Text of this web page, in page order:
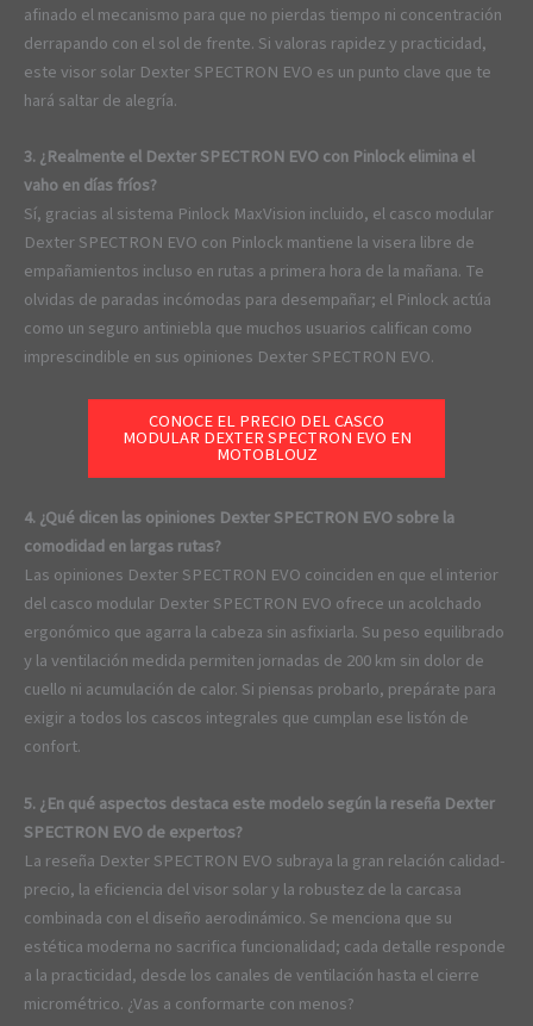
afinado el mecanismo para que no pierdas tiempo ni concentración
derrapando con el sol de frente. Si valoras rapidez y practicidad,
este visor solar Dexter SPECTRON EVO es un punto clave que te
hará saltar de alegría.
3. ¿Realmente el Dexter SPECTRON EVO con Pinlock elimina el
vaho en días fríos?
Sí, gracias al sistema Pinlock MaxVision incluido, el casco modular
Dexter SPECTRON EVO con Pinlock mantiene la visera libre de
empañamientos incluso en rutas a primera hora de la mañana. Te
olvidas de paradas incómodas para desempañar; el Pinlock actúa
como un seguro antiniebla que muchos usuarios califican como
imprescindible en sus opiniones Dexter SPECTRON EVO.
CONOCE EL PRECIO DEL CASCO
MODULAR DEXTER SPECTRON EVO EN
MOTOBLOUZ
4. ¿Qué dicen las opiniones Dexter SPECTRON EVO sobre la
comodidad en largas rutas?
Las opiniones Dexter SPECTRON EVO coinciden en que el interior
del casco modular Dexter SPECTRON EVO ofrece un acolchado
ergonómico que agarra la cabeza sin asfixiarla. Su peso equilibrado
y la ventilación medida permiten jornadas de 200 km sin dolor de
cuello ni acumulación de calor. Si piensas probarlo, prepárate para
exigir a todos los cascos integrales que cumplan ese listón de
confort.
5. ¿En qué aspectos destaca este modelo según la reseña Dexter
SPECTRON EVO de expertos?
La reseña Dexter SPECTRON EVO subraya la gran relación calidad-
precio, la eficiencia del visor solar y la robustez de la carcasa
combinada con el diseño aerodinámico. Se menciona que su
estética moderna no sacrifica funcionalidad; cada detalle responde
a la practicidad, desde los canales de ventilación hasta el cierre
micrométrico. ¿Vas a conformarte con menos?